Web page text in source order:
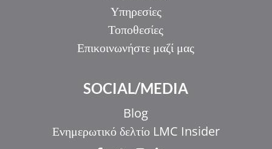
Υπηρεσίες
Τοποθεσίες
Επικοινωνήστε μαζί μας
SOCIAL/MEDIA
Blog
Ενημερωτικό δελτίο LMC Insider
UR